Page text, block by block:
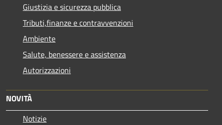
Giustizia e sicurezza pubblica
Tributi,finanze e contravvenzioni
Ambiente
Salute, benessere e assistenza
Autorizzazioni
NOVITÀ
Notizie